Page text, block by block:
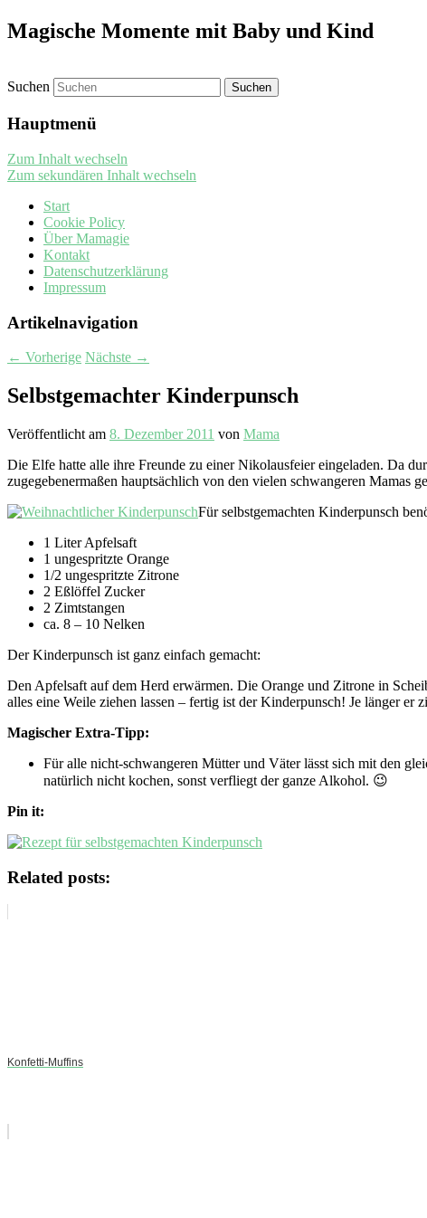
Magische Momente mit Baby und Kind
Suchen
Hauptmenü
Zum Inhalt wechseln
Zum sekundären Inhalt wechseln
Start
Cookie Policy
Über Mamagie
Kontakt
Datenschutzerklärung
Impressum
Artikelnavigation
← Vorherige Nächste →
Selbstgemachter Kinderpunsch
Veröffentlicht am 8. Dezember 2011 von Mama
Die Elfe hatte alle ihre Freunde zu einer Nikolausfeier eingeladen. Da
zugegebenermaßen hauptsächlich von den vielen schwangeren Mamas
Für selbstgemachten Kinderpunsch
1 Liter Apfelsaft
1 ungespritzte Orange
1/2 ungespritzte Zitrone
2 Eßlöffel Zucker
2 Zimtstangen
ca. 8 – 10 Nelken
Der Kinderpunsch ist ganz einfach gemacht:
Den Apfelsaft auf dem Herd erwärmen. Die Orange und Zitrone in
alles eine Weile ziehen lassen – fertig ist der Kinderpunsch! Je länger er
Magischer Extra-Tipp:
Für alle nicht-schwangeren Mütter und Väter lässt sich mit den
natürlich nicht kochen, sonst verfliegt der ganze Alkohol. 😉
Pin it:
Related posts:
Konfetti-Muffins